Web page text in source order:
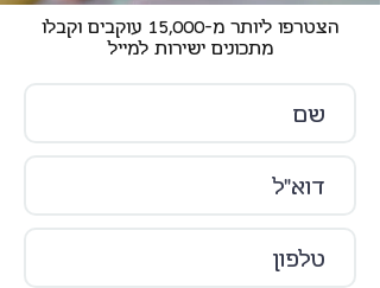
הצטרפו ליותר מ-15,000 עוקבים וקבלו
מתכונים ישירות למייל